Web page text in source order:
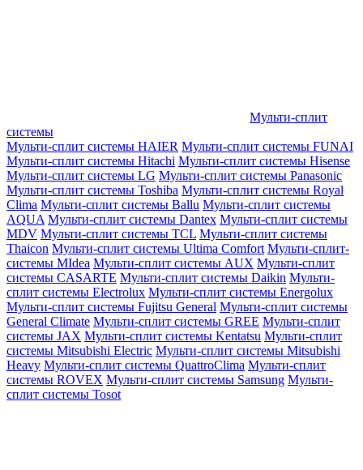
Мульти-сплит
системы
Мульти-сплит системы HAIER Мульти-сплит системы FUNAI
Мульти-сплит системы Hitachi Мульти-сплит системы Hisense
Мульти-сплит системы LG Мульти-сплит системы Panasonic
Мульти-сплит системы Toshiba Мульти-сплит системы Royal
Clima Мульти-сплит системы Ballu Мульти-сплит системы
AQUA Мульти-сплит системы Dantex Мульти-сплит системы
MDV Мульти-сплит системы TCL Мульти-сплит системы
Thaicon Мульти-сплит системы Ultima Comfort Мульти-сплит-
системы MIdea Мульти-сплит системы AUX Мульти-сплит
системы CASARTE Мульти-сплит системы Daikin Мульти-
сплит системы Electrolux Мульти-сплит системы Energolux
Мульти-сплит системы Fujitsu General Мульти-сплит системы
General Climate Мульти-сплит системы GREE Мульти-сплит
системы JAX Мульти-сплит системы Kentatsu Мульти-сплит
системы Mitsubishi Electric Мульти-сплит системы Mitsubishi
Heavy Мульти-сплит системы QuattroClima Мульти-сплит
системы ROVEX Мульти-сплит системы Samsung Мульти-
сплит системы Tosot